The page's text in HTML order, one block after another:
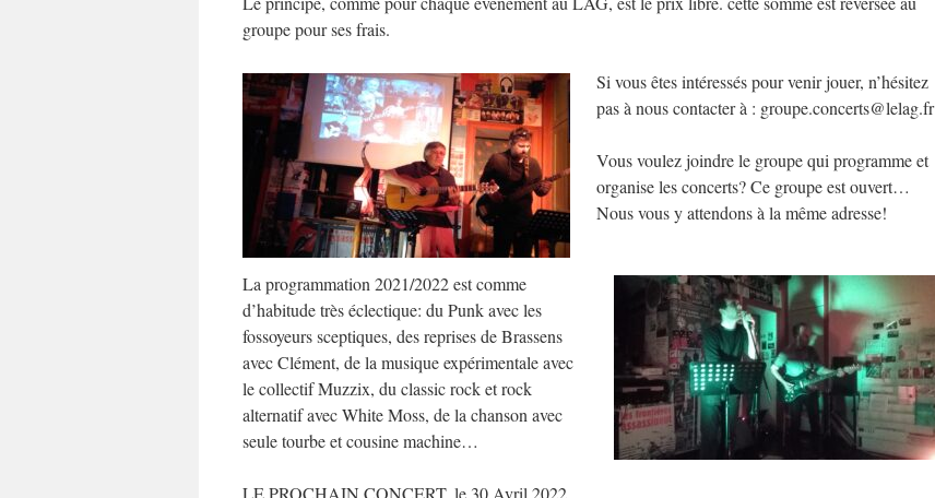
groupe pour ses frais.
Si vous êtes intéressés pour venir jouer, n’hésitez
pas à nous contacter à : groupe.concerts@lelag.fr
Vous voulez joindre le groupe qui programme et
organise les concerts? Ce groupe est ouvert…
Nous vous y attendons à la même adresse!
La programmation 2021/2022 est comme
d’habitude très éclectique: du Punk avec les
fossoyeurs sceptiques, des reprises de Brassens
avec Clément, de la musique expérimentale avec
le collectif Muzzix, du classic rock et rock
alternatif avec White Moss, de la chanson avec
seule tourbe et cousine machine…
LE PROCHAIN CONCERT, le 30 Avril 2022